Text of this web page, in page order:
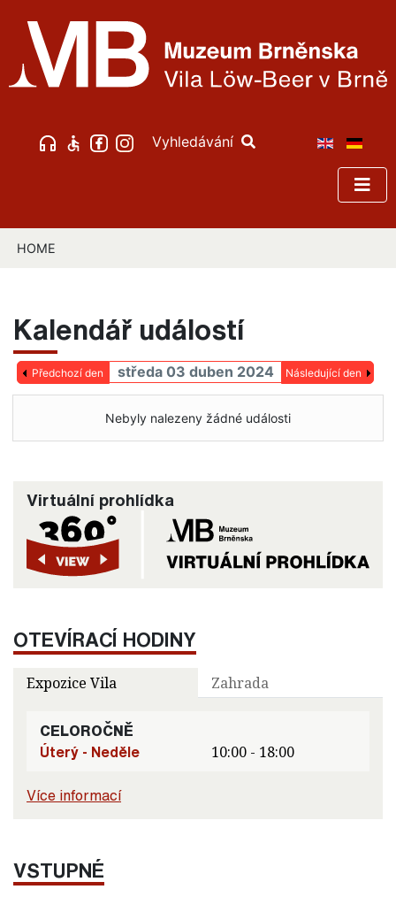
Vyhledávání
HOME
Kalendář událostí
Předchozí den středa 03 duben 2024 Následující den
Nebyly nalezeny žádné události
Virtuální prohlídka
OTEVÍRACÍ HODINY
Expozice Vila Zahrada
CELOROČNĚ
Úterý - Neděle
10:00 - 18:00
Více informací
VSTUPNÉ